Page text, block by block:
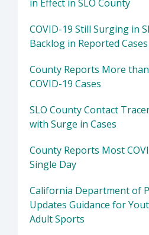
in Effect in SLO County
COVID-19 Still Surging in
Backlog in Reported Cases
County Reports More
COVID-19 Cases
SLO County Contact
with Surge in Cases
County Reports Most
Single Day
California Department of
Updates Guidance for
Adult Sports